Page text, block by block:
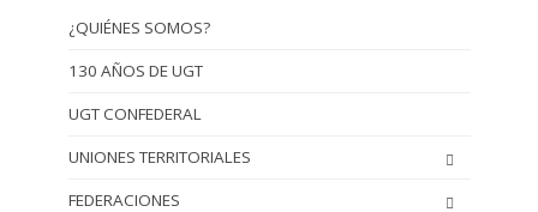
¿QUIÉNES SOMOS?
130 AÑOS DE UGT
UGT CONFEDERAL
UNIONES TERRITORIALES
FEDERACIONES